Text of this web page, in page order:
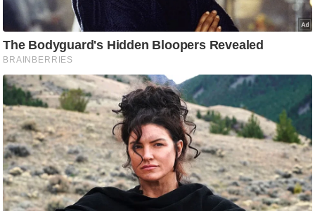
/
फै
श
न
घ
रे
लू
नु
स्खे
प
र्य